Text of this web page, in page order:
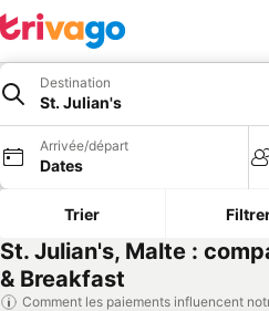
Destination
St. Julian's
Arrivée/départ
Dates
Trier
St. Julian's, Malte :
& Breakfast
Comment les paiements influencent